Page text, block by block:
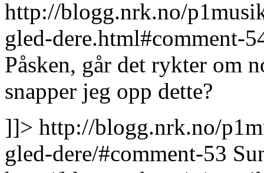
http://blogg.nrk.no/
gled-dere.html#comment-
Påsken, går det rykter om
snapper jeg opp dette?
]]> http://blogg.nrk.no/
gled-dere/#comment-53